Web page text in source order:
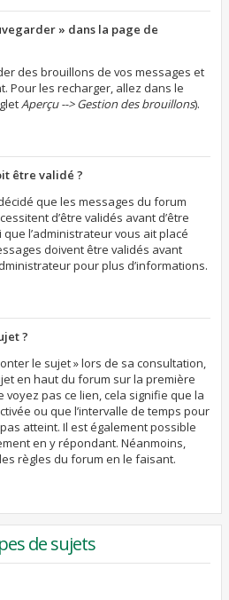
» dans la page de
des brouillons de vos messages et
Pour les recharger, allez dans le
Aperçu --> Gestion des brouillons).
être validé ?
que les messages du forum
d’être validés avant d’être
l’administrateur vous ait placé
doivent être validés avant
pour plus d’informations.
?
le sujet » lors de sa consultation,
en haut du forum sur la première
voyez pas ce lien, cela signifie que la
ou que l’intervalle de temps pour
atteint. Il est également possible
en y répondant. Néanmoins,
règles du forum en le faisant.
de sujets